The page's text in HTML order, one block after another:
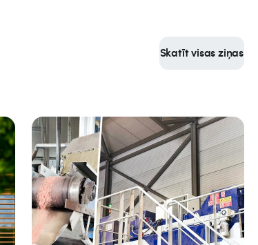
Skatīt visas ziņas